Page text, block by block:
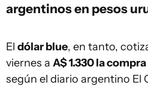
argentinos en pesos
El dólar blue, en tanto,
viernes a A$ 1.330 la
según el diario argentino El